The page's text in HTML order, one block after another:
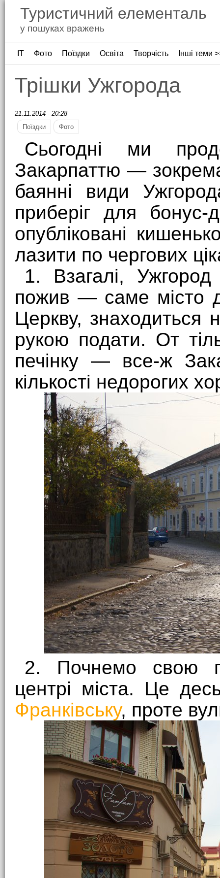
Туристичний елементаль
у пошуках вражень
ІТ Фото Поїздки Освіта Творчість Інші теми
Трішки Ужгорода
21.11.2014 - 20:28
Поїздки
Фото
Сьогодні ми
Закарпаттю —
баянні види
приберіг для бонус-
опубліковані
лазити по чергових
1. Взагалі,
пожив — саме місто
Церкву, знаходиться
рукою подати. От
печінку — все-ж
кількості недорогих
2. Почнемо свою
центрі міста. Це
Франківську, проте